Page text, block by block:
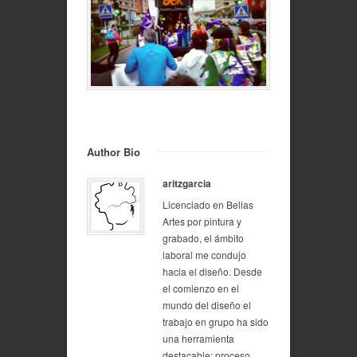
Author Bio
aritzgarcia
Licenciado en Bellas
Artes por pintura y
grabado, el ámbito
laboral me condujo
hacia el diseño. Desde
el comienzo en el
mundo del diseño el
trabajo en grupo ha sido
una herramienta